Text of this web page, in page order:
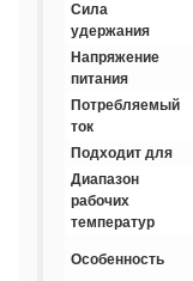
Сила
удержания
Напряжение
питания
Потребляемый
ток
Подходит для
Диапазон
рабочих
температур
Особенность